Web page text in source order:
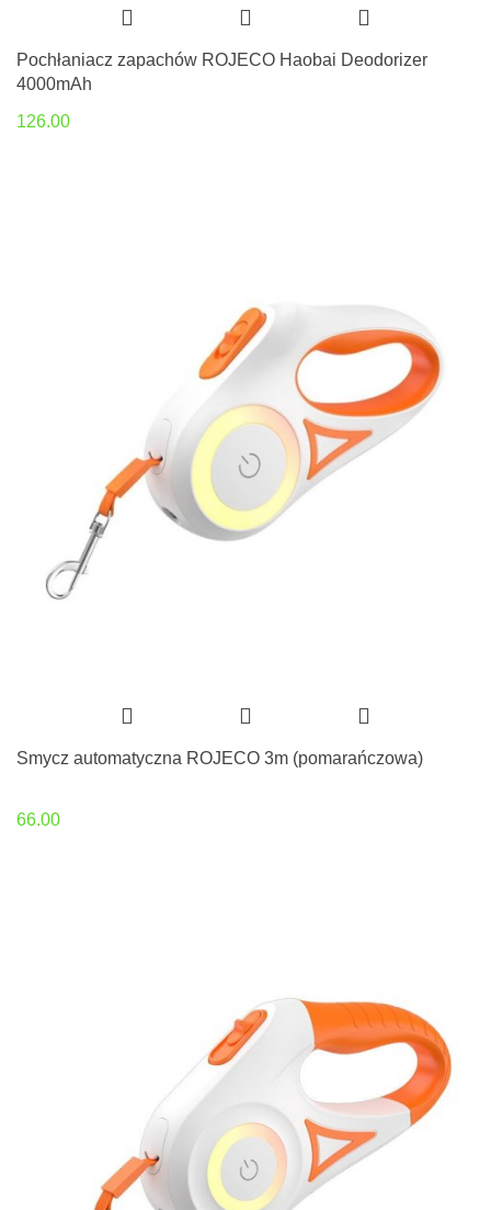
Pochłaniacz zapachów ROJECO Haobai Deodorizer
4000mAh
126.00
Smycz automatyczna ROJECO 3m (pomarańczowa)
66.00